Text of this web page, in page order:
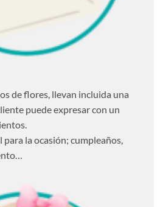
de flores, llevan incluida una
puede expresar con un
para la ocasión; cumpleaños,